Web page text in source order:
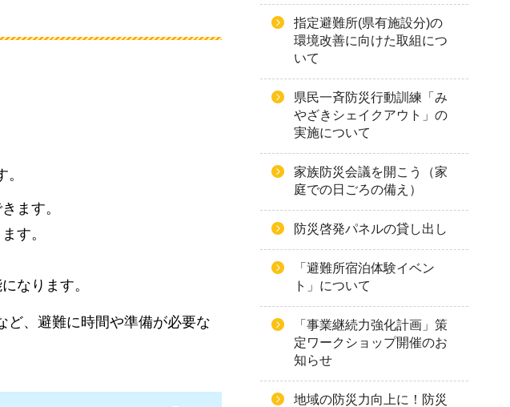
ます。
す。
なります。
ど、避難に時間や準備が必要な
指定避難所(県有施設分)の
環境改善に向けた取組につ
いて
県民一斉防災行動訓練「み
やざきシェイクアウト」の
実施について
家族防災会議を開こう（家
庭での日ごろの備え）
防災啓発パネルの貸し出し
「避難所宿泊体験イベン
ト」について
「事業継続力強化計画」策
定ワークショップ開催のお
知らせ
地域の防災力向上に！防災